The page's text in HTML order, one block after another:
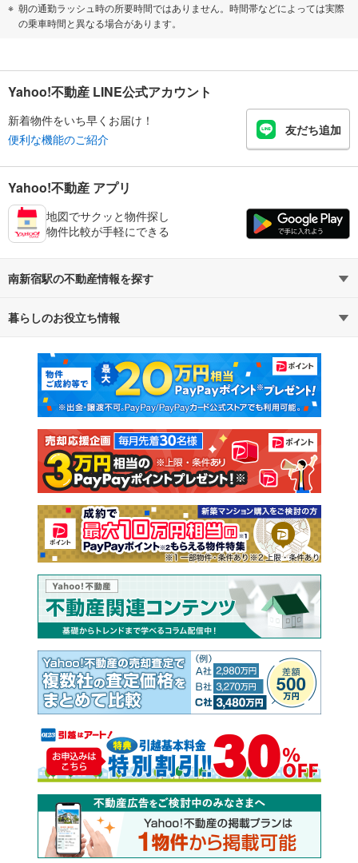
朝の通勤ラッシュ時の所要時間ではありません。時間帯などによっては実際
の乗車時間と異なる場合があります。
Yahoo!不動産 LINE公式アカウント
新着物件をいち早くお届け！
便利な機能のご紹介
友だち追加
Yahoo!不動産 アプリ
地図でサクッと物件探し
物件比較が手軽にできる
南新宿駅の不動産情報を探す
不動産・住宅
新築マンション 中古マンション
新築一戸建て 中古一戸建て
注文住宅 土地
売却査定
暮らしのお役立ち情報
マンションカタログ 教えて！住まいの先生